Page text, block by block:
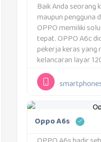
Baik Anda
maupun pengguna
OPPO memiliki
tepat. OPPO A6c
pekerja keras yang
kelancaran layar
tahan tinggi, dan
untuk urusan
online. Keandalan
disempurnakan
Baterai Besar...
Oppo A6s